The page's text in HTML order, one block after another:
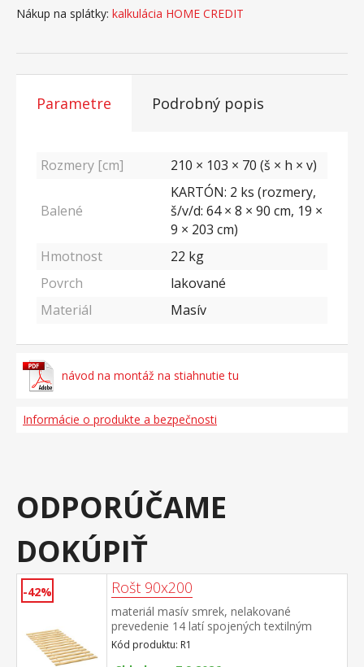
Nákup na splátky: kalkulácia HOME CREDIT
Parametre Podrobný popis
Rozmery [cm] 210 × 103 × 70 (š × h × v)
Balené
KARTÓN: 2 ks (rozmery,
š/v/d: 64 × 8 × 90 cm, 19 ×
9 × 203 cm)
Hmotnost
22 kg
Povrch
lakované
Materiál
Masív
návod na montáž na stiahnutie tu
Informácie o produkte a bezpečnosti
ODPORÚČAME
DOKÚPIŤ
-42% Rošt 90x200
materiál masív smrek, nelakované
prevedenie 14 latí spojených textilným
tkalúnom
Kód produktu: R1